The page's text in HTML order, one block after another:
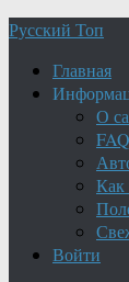
Русский Топ
Главная
О
FAQ
Как
Войти